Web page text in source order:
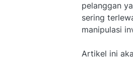
pelanggan
sering
manipulasi
Artikel ini